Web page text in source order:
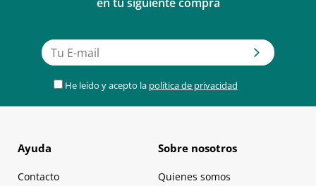
He leído y acepto la política de privacidad
Ayuda
Contacto
Sobre nosotros
Quienes somos